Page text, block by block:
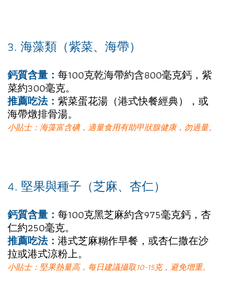
3. 海藻類（紫菜、海帶）
鈣質含量： 每100克乾海帶約含800毫克鈣，紫
菜約300毫克。
推薦吃法： 紫菜蛋花湯（港式快餐經典），或
海帶燉排骨湯。
小貼士：海藻富含碘，適量食用有助甲狀腺健康，勿過量。
4. 堅果與種子（芝麻、杏仁）
鈣質含量： 每100克黑芝麻約含975毫克鈣，杏
仁約250毫克。
推薦吃法： 港式芝麻糊作早餐，或杏仁撒在沙
拉或港式涼粉上。
小貼士：堅果熱量高，每日建議攝取10-15克，避免增重。